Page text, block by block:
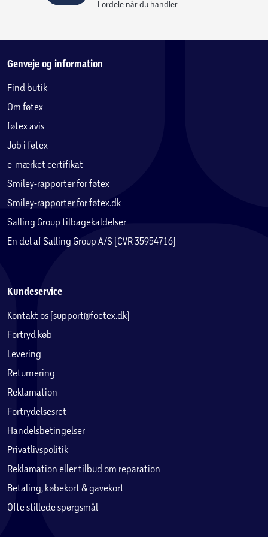
Fordele når du handler
Genveje og information
Find butik
Om føtex
føtex avis
Job i føtex
e-mærket certifikat
Smiley-rapporter for føtex
Smiley-rapporter for føtex.dk
Salling Group tilbagekaldelser
En del af Salling Group A/S (CVR 35954716)
Kundeservice
Kontakt os (support@foetex.dk)
Fortryd køb
Levering
Returnering
Reklamation
Fortrydelsesret
Handelsbetingelser
Privatlivspolitik
Reklamation eller tilbud om reparation
Betaling, købekort & gavekort
Ofte stillede spørgsmål